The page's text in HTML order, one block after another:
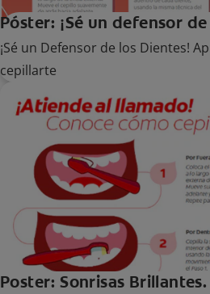
Póster: ¡Sé un defensor
¡Sé un Defensor de los Dientes!
cepillarte
Poster: Sonrisas